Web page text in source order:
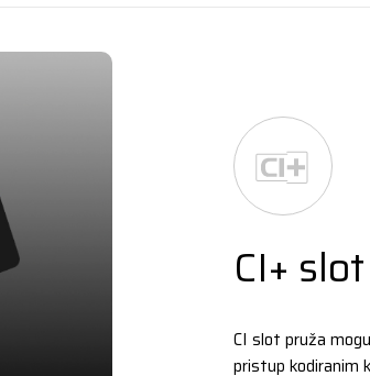
CI+ slot
CI slot pruža
pristup kodiranim